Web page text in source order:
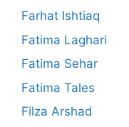
Farhat Ishtiaq
Fatima Laghari
Fatima Sehar
Fatima Tales
Filza Arshad